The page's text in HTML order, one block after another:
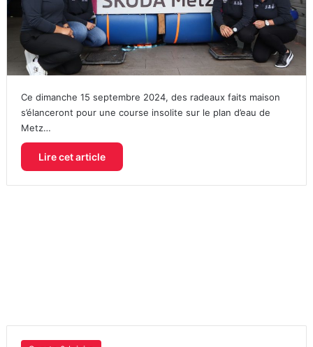
Ce dimanche 15 septembre 2024, des radeaux faits maison
s’élanceront pour une course insolite sur le plan d’eau de
Metz…
Lire cet article